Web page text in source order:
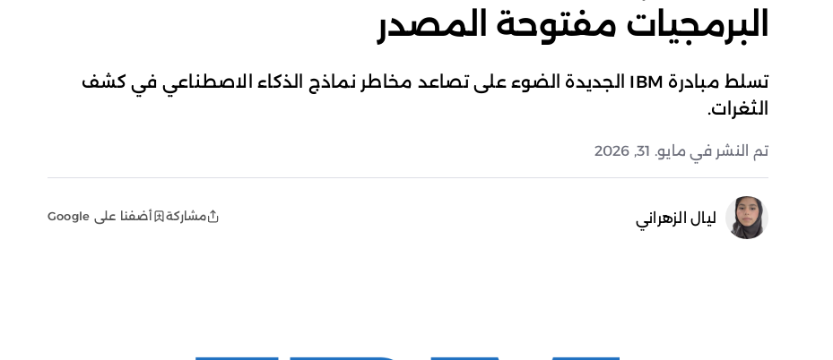
البرمجيات مفتوحة المصدر
تسلط مبادرة IBM الجديدة الضوء على تصاعد مخاطر نماذج الذكاء الاصطناعي في كشف
الثغرات.
تم النشر في مايو. 31, 2026
ليال الزهراني مشاركة أضفنا على Google